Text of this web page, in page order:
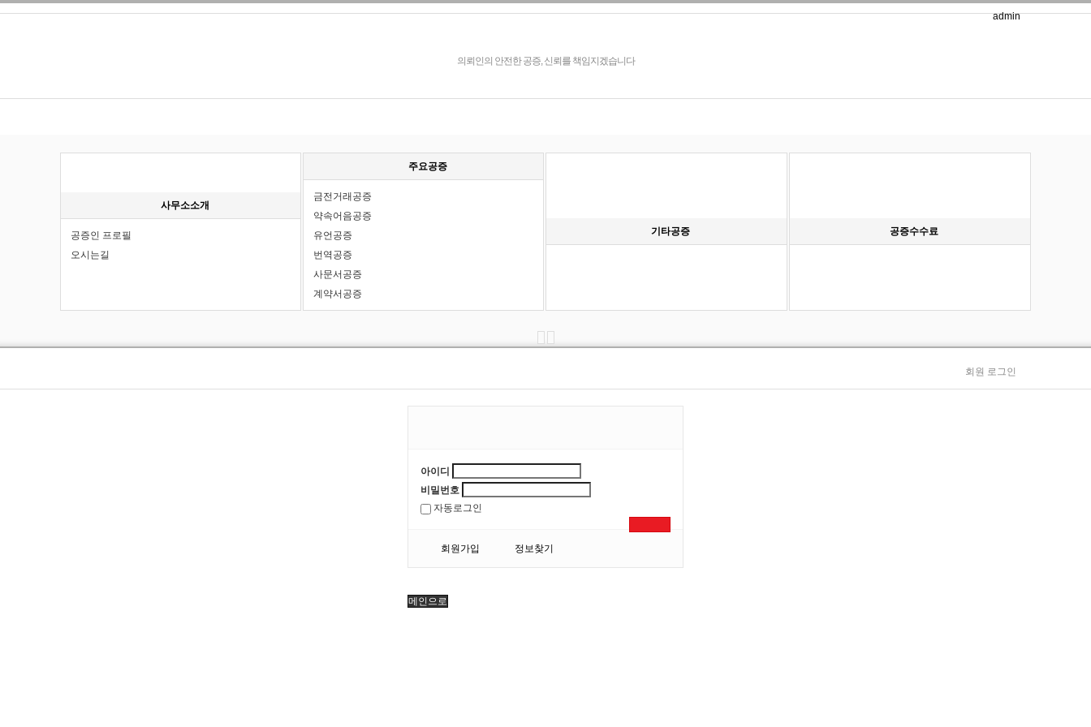
admin
의뢰인의 안전한 공증, 신뢰를 책임지겠습니다
사무소소개
공증인 프로필
오시는길
주요공증
금전거래공증
약속어음공증
유언공증
번역공증
사문서공증
계약서공증
기타공증 공증수수료
회원 로그인
아이디
비밀번호
자동로그인
회원가입 정보찾기
메인으로